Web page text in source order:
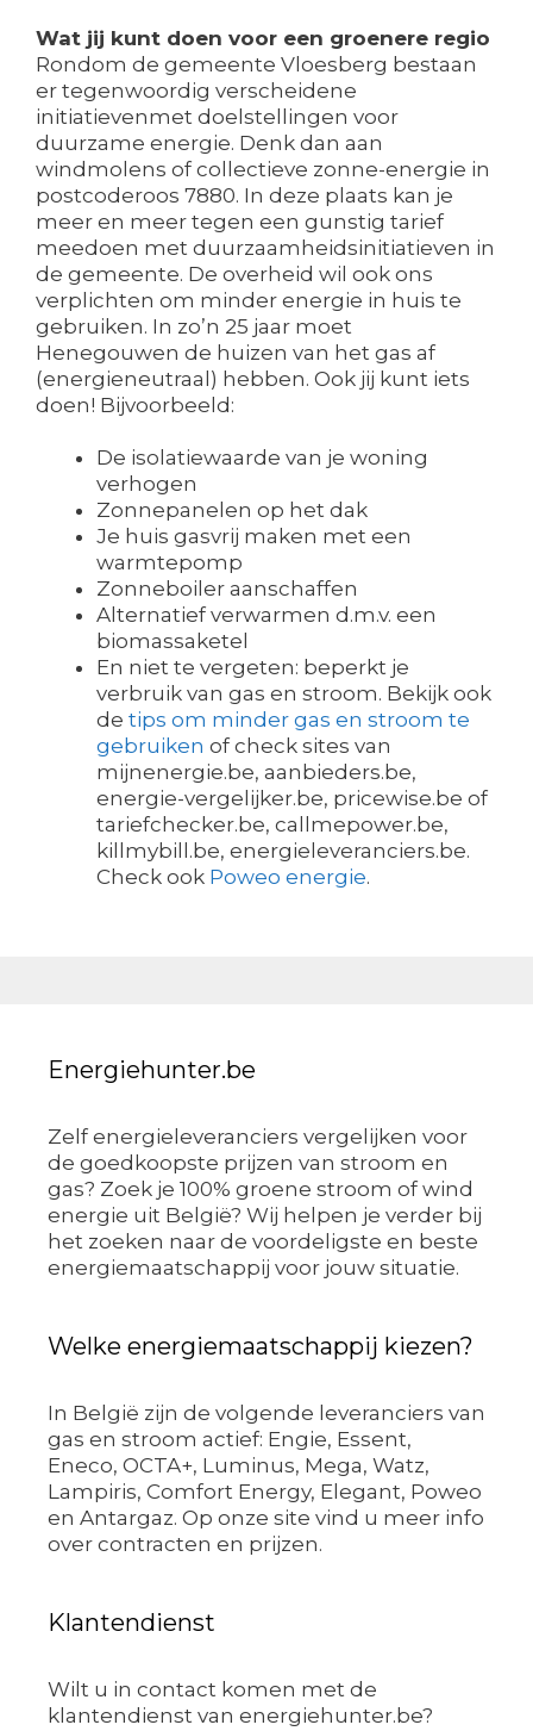
Wat jij kunt doen voor een groenere regio
Rondom de gemeente Vloesberg bestaan
er tegenwoordig verscheidene
initiatievenmet doelstellingen voor
duurzame energie. Denk dan aan
windmolens of collectieve zonne-energie in
postcoderoos 7880. In deze plaats kan je
meer en meer tegen een gunstig tarief
meedoen met duurzaamheidsinitiatieven in
de gemeente. De overheid wil ook ons
verplichten om minder energie in huis te
gebruiken. In zo’n 25 jaar moet
Henegouwen de huizen van het gas af
(energieneutraal) hebben. Ook jij kunt iets
doen! Bijvoorbeeld:
De isolatiewaarde van je woning
verhogen
Zonnepanelen op het dak
Je huis gasvrij maken met een
warmtepomp
Zonneboiler aanschaffen
Alternatief verwarmen d.m.v. een
biomassaketel
En niet te vergeten: beperkt je
verbruik van gas en stroom. Bekijk ook
de tips om minder gas en stroom te
gebruiken of check sites van
mijnenergie.be, aanbieders.be,
energie-vergelijker.be, pricewise.be of
tariefchecker.be, callmepower.be,
killmybill.be, energieleveranciers.be.
Check ook Poweo energie.
Energiehunter.be
Zelf energieleveranciers vergelijken voor
de goedkoopste prijzen van stroom en
gas? Zoek je 100% groene stroom of wind
energie uit België? Wij helpen je verder bij
het zoeken naar de voordeligste en beste
energiemaatschappij voor jouw situatie.
Welke energiemaatschappij kiezen?
In België zijn de volgende leveranciers van
gas en stroom actief: Engie, Essent,
Eneco, OCTA+, Luminus, Mega, Watz,
Lampiris, Comfort Energy, Elegant, Poweo
en Antargaz. Op onze site vind u meer info
over contracten en prijzen.
Klantendienst
Wilt u in contact komen met de
klantendienst van energiehunter.be?